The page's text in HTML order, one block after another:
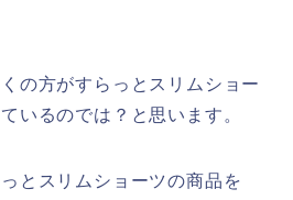
の方がすらっとスリムショー
いるのでは？と思います。
とスリムショーツの商品を